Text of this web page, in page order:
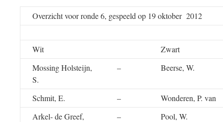
Overzicht voor ronde 6, gespeeld op 19 oktober 2012
Wit
Zwart
Mossing Holsteijn,
S.
– Beerse, W.
Schmit, E. –
Wonderen, P. van
Arkel- de Greef,
– Pool, W.